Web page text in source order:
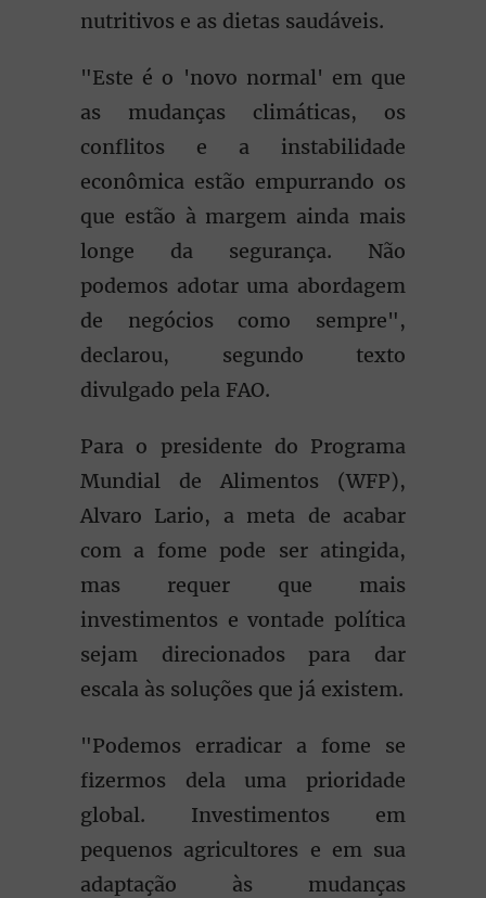
nutritivos e as dietas saudáveis.
"Este é o 'novo normal' em que
as mudanças climáticas, os
conflitos e a instabilidade
econômica estão empurrando os
que estão à margem ainda mais
longe da segurança. Não
podemos adotar uma abordagem
de negócios como sempre",
declarou, segundo texto
divulgado pela FAO.
Para o presidente do Programa
Mundial de Alimentos (WFP),
Alvaro Lario, a meta de acabar
com a fome pode ser atingida,
mas requer que mais
investimentos e vontade política
sejam direcionados para dar
escala às soluções que já existem.
"Podemos erradicar a fome se
fizermos dela uma prioridade
global. Investimentos em
pequenos agricultores e em sua
adaptação às mudanças